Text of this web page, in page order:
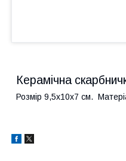
Керамічна
Розмір 9,5х10х7 см.